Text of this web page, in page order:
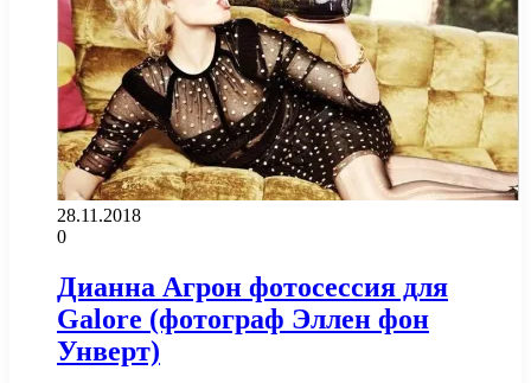
28.11.2018
0
Дианна Агрон фотосессия для
Galore (фотограф Эллен фон
Унверт)